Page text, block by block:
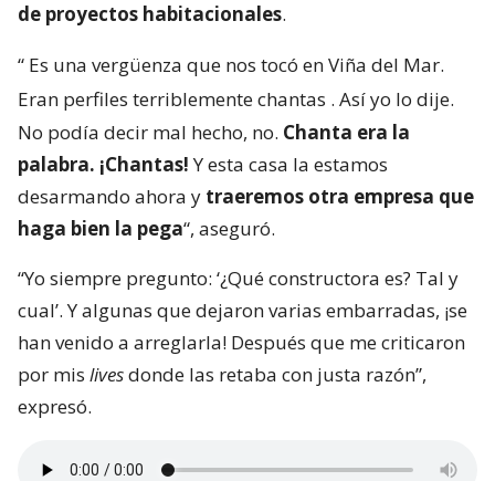
de proyectos habitacionales.
“ Es una vergüenza que nos tocó en Viña del Mar.
Eran perfiles terriblemente chantas . Así yo lo dije.
No podía decir mal hecho, no. Chanta era la
palabra. ¡Chantas!Y esta casa la estamos
desarmando ahora y traeremos otra empresa que
haga bien la pega“, aseguró.
“Yo siempre pregunto: ‘¿Qué constructora es? Tal y
cual’. Y algunas que dejaron varias embarradas, ¡se
han venido a arreglarla! Después que me criticaron
por mis livesdonde las retaba con justa razón”,
expresó.